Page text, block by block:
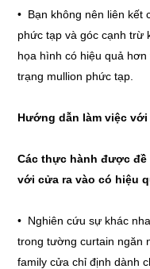
• Bạn không nên liên kết
phức tạp và góc cạnh trừ
họa hình có hiệu quả
trạng mullion phức tạp.
Hướng dẫn làm việc
Các thực hành được
với cửa ra vào có hiệu
• Nghiên cứu sự khác
trong tường curtain ngăn
family cửa chỉ định dành